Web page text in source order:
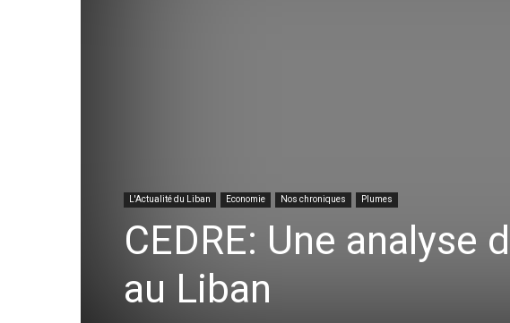
L'Actualité du Liban Economie Nos chroniques Plumes
CEDRE: Une analyse
au Liban